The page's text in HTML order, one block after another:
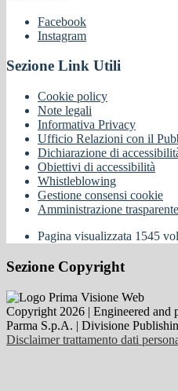
Facebook
Instagram
Sezione Link Utili
Cookie policy
Note legali
Informativa Privacy
Ufficio Relazioni con il
Dichiarazione di
Obiettivi di accessibilità
Whistleblowing
Gestione consensi cookie
Amministrazione trasparente
Pagina visualizzata 1545
Sezione Copyright
Copyright 2026 | Engineered and
Parma S.p.A. | Divisione
Disclaimer trattamento dati